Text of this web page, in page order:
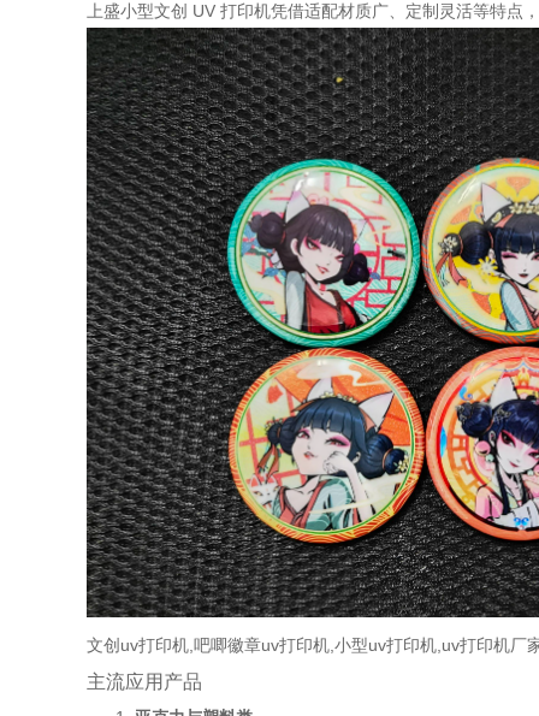
上盛小型文创 UV 打印机凭借适配材质广、定制灵活等特点
文创uv打印机,吧唧徽章uv打印机,小型uv打印机,uv打印机厂
主流应用产品